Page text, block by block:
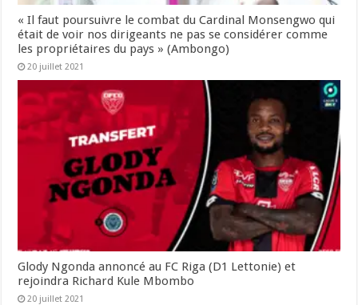
« Il faut poursuivre le combat du Cardinal Monsengwo qui
était de voir nos dirigeants ne pas se considérer comme
les propriétaires du pays » (Ambongo)
20 juillet 2021
Glody Ngonda annoncé au FC Riga (D1 Lettonie) et
rejoindra Richard Kule Mbombo
20 juillet 2021